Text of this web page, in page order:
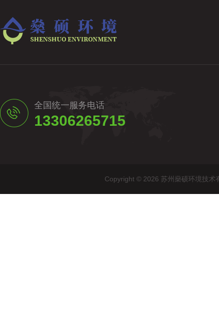
全国统一服务电话
13306265715
Copyright © 2026 苏州燊硕环境技